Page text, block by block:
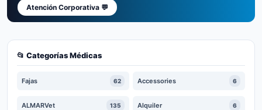
📂 Categorías Médicas
Fajas 62 Accessories 6
ALMARVet 135 Alquiler 6
Atención Corporativa 💬